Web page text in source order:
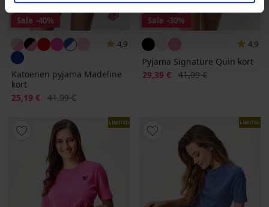
Sale -40%
4,9
Katoenen pyjama Madeline
kort
Korting
25,19 € Oorspronkelijke prijs
41,99 €
Sale -30%
4,9
Pyjama Signature Quin kort
Korting
29,39 € Oorspronkelijke prijs
41,99 €
LIMITED LIMITED